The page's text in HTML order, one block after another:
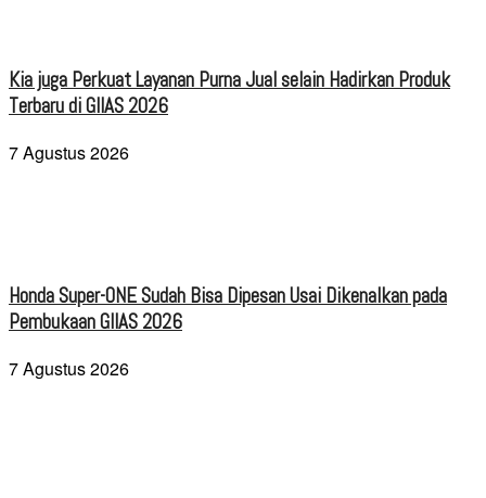
Kia juga Perkuat Layanan Purna Jual selain Hadirkan Produk
Terbaru di GIIAS 2026
7 Agustus 2026
Honda Super-ONE Sudah Bisa Dipesan Usai Dikenalkan pada
Pembukaan GIIAS 2026
7 Agustus 2026